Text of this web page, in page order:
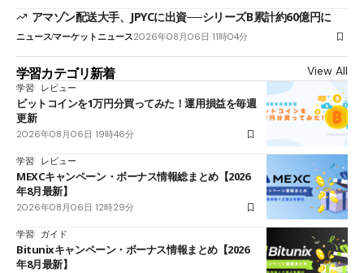
アマゾン配送大手、JPYCに出資──シリーズB累計約60億円に
ニュースマーケットニュース2026年08月06日 11時04分
学習カテゴリ新着 View All
学習 レビュー
ビットコインを1万円分買ってみた！運用損益を毎週
更新
2026年08月06日 19時46分
学習 レビュー
MEXCキャンペーン・ボーナス情報総まとめ【2026
年8月最新】
2026年08月06日 12時29分
学習 ガイド
Bitunixキャンペーン・ボーナス情報まとめ【2026
年8月最新】